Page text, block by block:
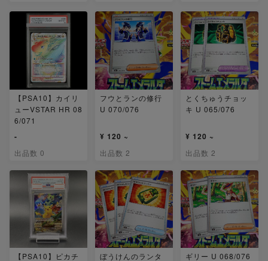
【PSA10】カイリ
ューVSTAR HR 08
6/071
-
出品数 0
フウとランの修行
U 070/076
¥ 120 ~
出品数 2
とくちゅうチョッ
キ U 065/076
¥ 120 ~
出品数 2
【PSA10】ピカチ ぼうけんのランタ ギリー U 068/076